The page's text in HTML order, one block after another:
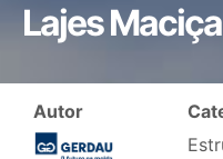
Lajes
Autor